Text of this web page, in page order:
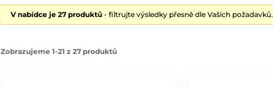
V nabídce je 27 produktů - filtrujte výsledky přesně dle Vašich požadavků.
Zobrazujeme 1-21 z 27 produktů